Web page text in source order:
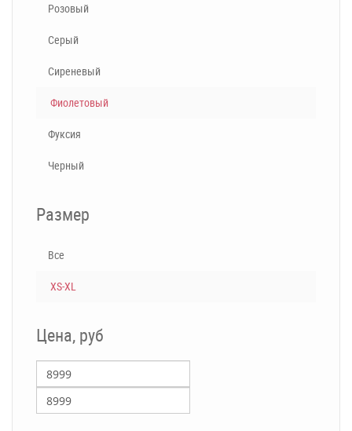
Розовый
Серый
Сиреневый
Фиолетовый
Фуксия
Черный
Размер
Все
XS-XL
Цена, руб